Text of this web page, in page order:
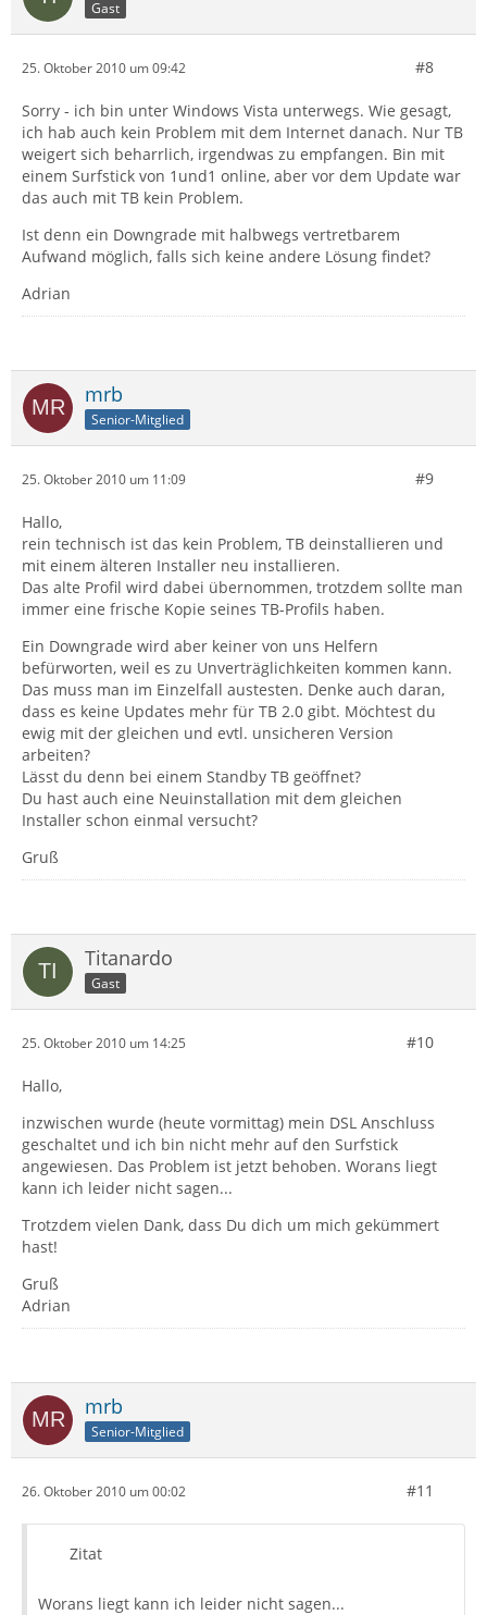
Gast
25. Oktober 2010 um 09:42 #8
Sorry - ich bin unter Windows Vista unterwegs. Wie gesagt,
ich hab auch kein Problem mit dem Internet danach. Nur TB
weigert sich beharrlich, irgendwas zu empfangen. Bin mit
einem Surfstick von 1und1 online, aber vor dem Update war
das auch mit TB kein Problem.
Ist denn ein Downgrade mit halbwegs vertretbarem
Aufwand möglich, falls sich keine andere Lösung findet?
Adrian
mrb
Senior-Mitglied
25. Oktober 2010 um 11:09 #9
Hallo,
rein technisch ist das kein Problem, TB deinstallieren und
mit einem älteren Installer neu installieren.
Das alte Profil wird dabei übernommen, trotzdem sollte man
immer eine frische Kopie seines TB-Profils haben.
Ein Downgrade wird aber keiner von uns Helfern
befürworten, weil es zu Unverträglichkeiten kommen kann.
Das muss man im Einzelfall austesten. Denke auch daran,
dass es keine Updates mehr für TB 2.0 gibt. Möchtest du
ewig mit der gleichen und evtl. unsicheren Version
arbeiten?
Lässt du denn bei einem Standby TB geöffnet?
Du hast auch eine Neuinstallation mit dem gleichen
Installer schon einmal versucht?
Gruß
Titanardo
Gast
25. Oktober 2010 um 14:25 #10
Hallo,
inzwischen wurde (heute vormittag) mein DSL Anschluss
geschaltet und ich bin nicht mehr auf den Surfstick
angewiesen. Das Problem ist jetzt behoben. Worans liegt
kann ich leider nicht sagen...
Trotzdem vielen Dank, dass Du dich um mich gekümmert
hast!
Gruß
Adrian
mrb
Senior-Mitglied
26. Oktober 2010 um 00:02 #11
Zitat
Worans liegt kann ich leider nicht sagen...